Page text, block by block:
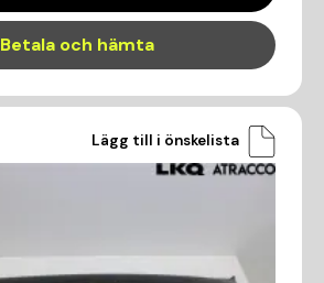
Betala och hämta
Lägg till i önskelista